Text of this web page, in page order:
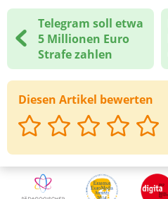
Telegram soll etwa
5 Millionen Euro
Strafe zahlen
Diesen Artikel bewerten